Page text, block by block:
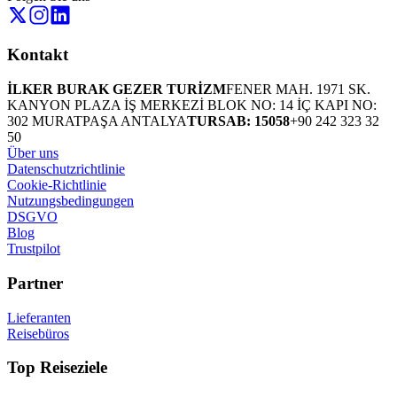
Kontakt
İLKER BURAK GEZER TURİZMFENER MAH. 1971 SK.
KANYON PLAZA İŞ MERKEZİ BLOK NO: 14 İÇ KAPI NO:
302 MURATPAŞA ANTALYATURSAB: 15058+90 242 323 32
50
Über uns
Datenschutzrichtlinie
Cookie-Richtlinie
Nutzungsbedingungen
DSGVO
Blog
Trustpilot
Partner
Lieferanten
Reisebüros
Top Reiseziele